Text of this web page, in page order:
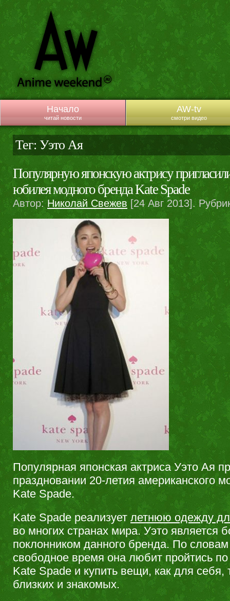
Начало
читай новости
AW-tv
смотри видео
Тег: Уэто Ая
Популярную японскую актрису
юбилея модного бренда Kate Spade
Автор:Николай Свежев [24 Авг 2013].
Популярная японская актриса Уэто Ая
праздновании 20-летия американского
Kate Spade.
Kate Spade реализует летнюю одежду
во многих странах мира. Уэто является
поклонником данного бренда. По
свободное время она любит пройтись
Kate Spade и купить вещи, как для себя,
близких и знакомых.